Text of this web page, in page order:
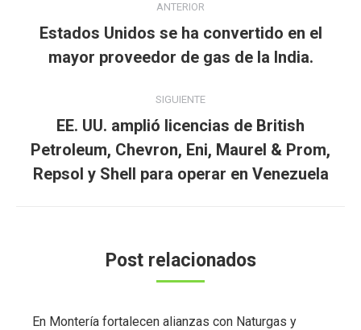
entre
publicaciones
ANTERIOR
Publicación
anterior:
Estados Unidos se ha convertido en el
mayor proveedor de gas de la India.
SIGUIENTE
Publicación
siguiente:
EE. UU. amplió licencias de British
Petroleum, Chevron, Eni, Maurel & Prom,
Repsol y Shell para operar en Venezuela
Post relacionados
En Montería fortalecen alianzas con Naturgas y